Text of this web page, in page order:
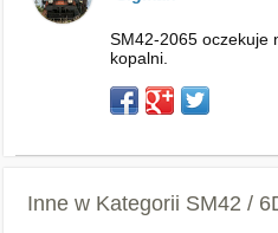
SM42-2065 oczekuje
kopalni.
Inne w Kategorii SM42 /